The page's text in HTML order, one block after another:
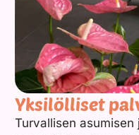
Yksilölliset
Turvallisen